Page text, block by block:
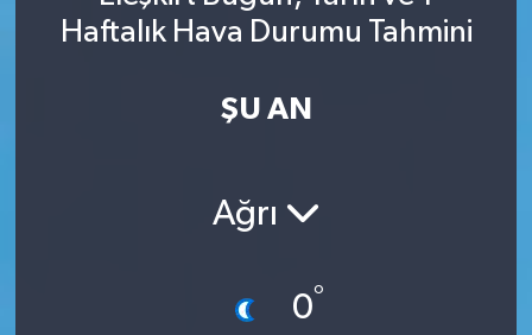
Haftalık Hava Durumu Tahmini
ŞU AN
Ağrı
0°
Son Dakika Haberleri